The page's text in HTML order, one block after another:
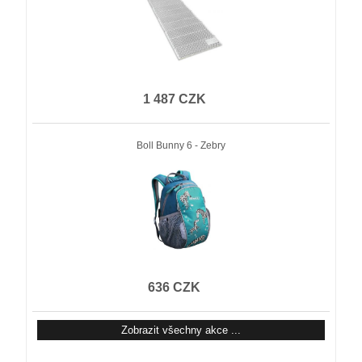
1 487 CZK
Boll Bunny 6 - Zebry
636 CZK
Zobrazit všechny akce ...